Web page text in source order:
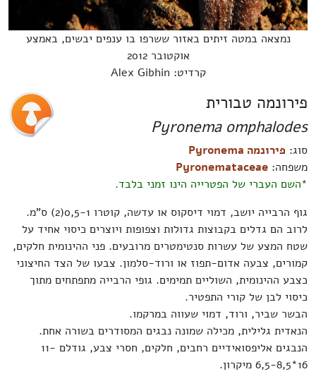
נמצאה במטה זיתים באזור ששרפו בו ענפים יבשים, באמצע
אוקטובר 2012
קרדיט: Alex Gibhin
פירונמה טבורית
Pyronema omphalodes
סוג:פירונמה Pyronema
משפחה:Pyronemataceae
*השם העברי של הפטרייה הינו זמני בלבד.
גוף הרבייה יושב, דמוי דיסקוס או עדשה, קוטרו 0,5-1(2) ס"מ.
לרוב הם גדלים בקבוצות גדולות וצפופות ויוצרים כיסוי אחיד על
שטח המצע של עשרות סנטימטרים מרובעים. פני ההינומית חלקים,
קמורים, צבעה אדום-תפוז או ורוד-סלמון. צבעו של הצד החיצוני
כצבע ההינומית, השוליים תמימים. גופי הרבייה מתפתחים מתוך
כיסוי לבן של קורי התפטיר.
הבשר שביר, ורוד, דמוי שעווה במרקמו.
הנאדית גלילית, מכילה שמונה נבגים המסודרים בשורה אחת.
הנבגים אליפסואידיים רחבים, חלקים, חסרי צבע, גודלם 11-
16*6,5-8,5 מיקרון.